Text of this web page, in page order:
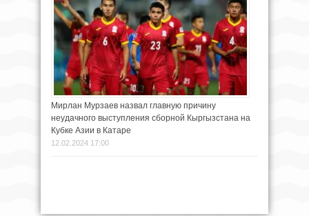
Мирлан Мурзаев назвал главную причину
неудачного выступления сборной Кыргызстана на
Кубке Азии в Катаре
12.02.2024 17:00